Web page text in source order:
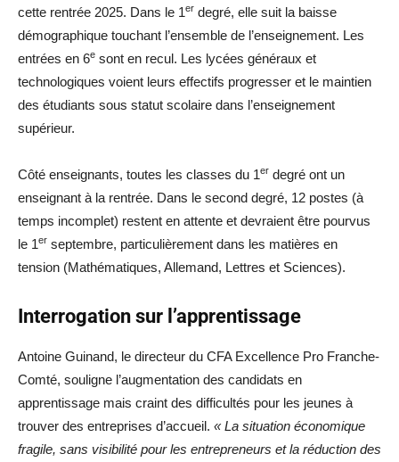
cette rentrée 2025. Dans le 1er degré, elle suit la baisse
démographique touchant l’ensemble de l’enseignement. Les
entrées en 6e sont en recul. Les lycées généraux et
technologiques voient leurs effectifs progresser et le maintien
des étudiants sous statut scolaire dans l’enseignement
supérieur.
Côté enseignants, toutes les classes du 1er degré ont un
enseignant à la rentrée. Dans le second degré, 12 postes (à
temps incomplet) restent en attente et devraient être pourvus
le 1er septembre, particulièrement dans les matières en
tension (Mathématiques, Allemand, Lettres et Sciences).
Interrogation sur l’apprentissage
Antoine Guinand, le directeur du CFA Excellence Pro Franche-
Comté, souligne l’augmentation des candidats en
apprentissage mais craint des difficultés pour les jeunes à
trouver des entreprises d’accueil. « La situation économique
fragile, sans visibilité pour les entrepreneurs et la réduction des